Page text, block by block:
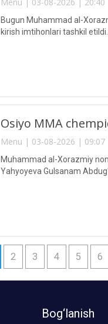
Bugun Muhammad al-
kirish imtihonlari tashkil etildi.
Osiyo MMA
Menu | 03-08-2026 | 09:07
Muhammad al-Xorazmiy
Yahyoyeva Gulsanam
2 3 4 5 6
Bog‘lanish